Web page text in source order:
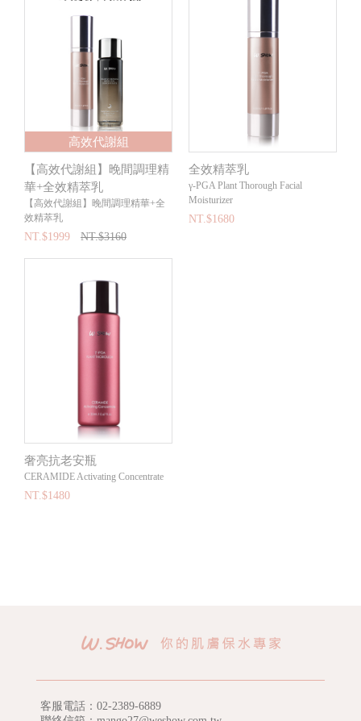
高效代謝組
【高效代謝組】晚間調理精
華+全效精萃乳
【高效代謝組】晚間調理精華+全
效精萃乳
NT.$1999 NT.$3160
全效精萃乳
γ-PGA Plant Thorough Facial
Moisturizer
NT.$1680
奢亮抗老安瓶
CERAMIDE Activating Concentrate
NT.$1480
客服電話： 02-2389-6889